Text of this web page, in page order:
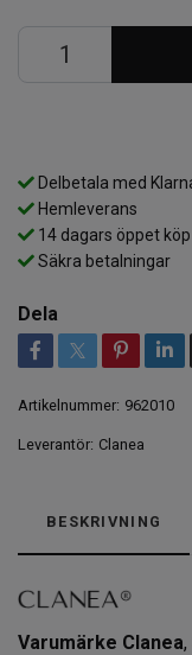
Delbetala med
Hemleverans
14 dagars öppet köp
Säkra betalningar
Dela
Artikelnummer: 962010
Leverantör: Clanea
BESKRIVNING
Varumärke Clanea,